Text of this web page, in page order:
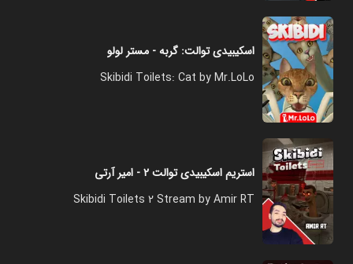
اسکیبیدی توالت: گربه - مستر لولو
Skibidi Toilets: Cat by Mr.LoLo
استریم اسکیبیدی توالت ۲ - امیر آرتی
Skibidi Toilets 2 Stream by Amir RT